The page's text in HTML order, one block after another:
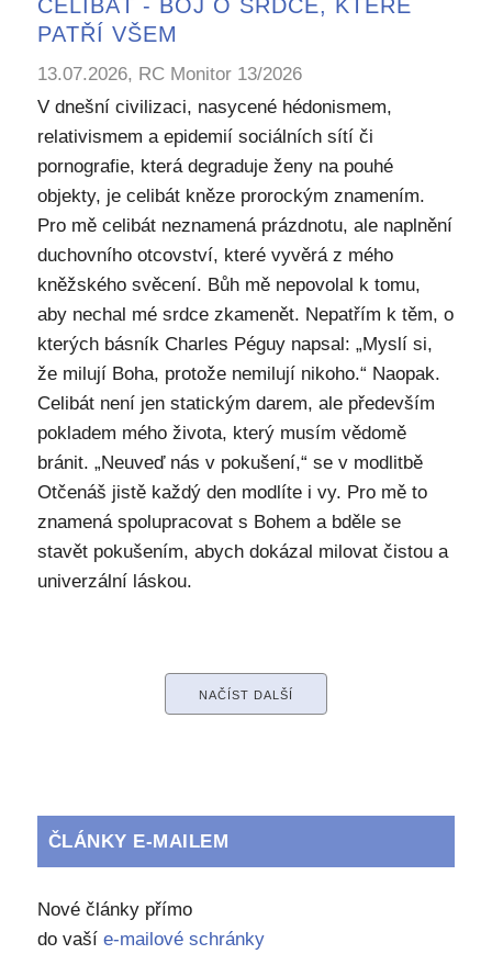
CELIBÁT - BOJ O SRDCE, KTERÉ
PATŘÍ VŠEM
13.07.2026, RC Monitor 13/2026
V dnešní civilizaci, nasycené hédonismem,
relativismem a epidemií sociálních sítí či
pornografie, která degraduje ženy na pouhé
objekty, je celibát kněze prorockým znamením.
Pro mě celibát neznamená prázdnotu, ale naplnění
duchovního otcovství, které vyvěrá z mého
kněžského svěcení. Bůh mě nepovolal k tomu,
aby nechal mé srdce zkamenět. Nepatřím k těm, o
kterých básník Charles Péguy napsal: „Myslí si,
že milují Boha, protože nemilují nikoho.“ Naopak.
Celibát není jen statickým darem, ale především
pokladem mého života, který musím vědomě
bránit. „Neuveď nás v pokušení,“ se v modlitbě
Otčenáš jistě každý den modlíte i vy. Pro mě to
znamená spolupracovat s Bohem a bděle se
stavět pokušením, abych dokázal milovat čistou a
univerzální láskou.
NAČÍST DALŠÍ
ČLÁNKY E-MAILEM
Nové články přímo
do vaší e-mailové schránky